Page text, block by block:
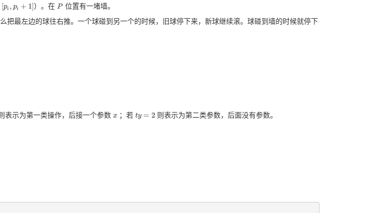
[pi , pi + 1]
[pi , pi+ 1] ）。在P
P 位置有一堵墙。
把最左边的球往右推。一个球碰到另一个的时候，旧球停下来，新球继续滚。球碰到墙的时候就停下
表示为第一类操作，后接一个参数 x
x；若 ty = 2
ty=2 则表示为第二类参数，后面没有参数。